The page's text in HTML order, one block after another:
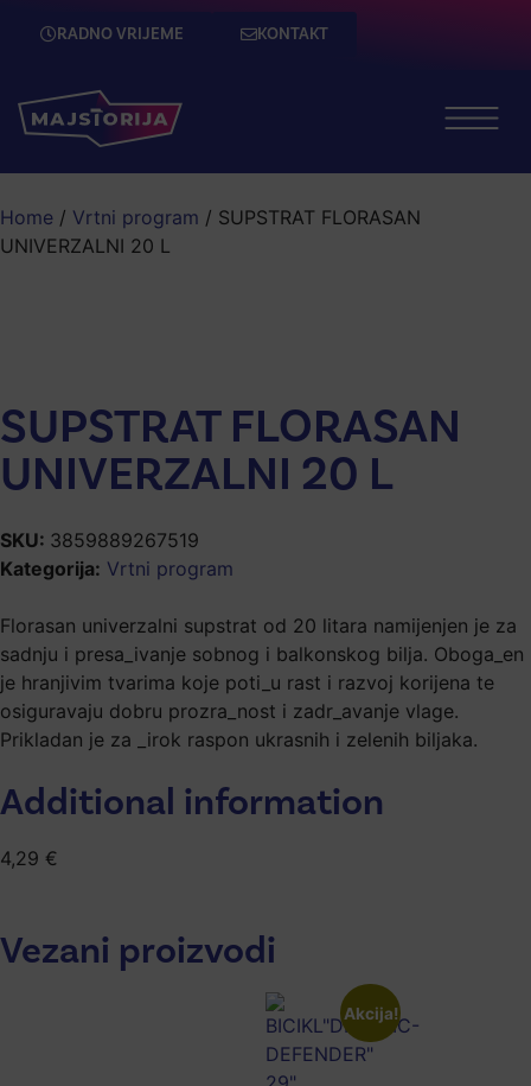
RADNO VRIJEME KONTAKT
Home / Vrtni program / SUPSTRAT FLORASAN
UNIVERZALNI 20 L
SUPSTRAT FLORASAN
UNIVERZALNI 20 L
SKU: 3859889267519
Kategorija: Vrtni program
Florasan univerzalni supstrat od 20 litara namijenjen je za
sadnju i presa_ivanje sobnog i balkonskog bilja. Oboga_en
je hranjivim tvarima koje poti_u rast i razvoj korijena te
osiguravaju dobru prozra_nost i zadr_avanje vlage.
Prikladan je za _irok raspon ukrasnih i zelenih biljaka.
Additional information
4,29 €
Vezani proizvodi
Akcija!